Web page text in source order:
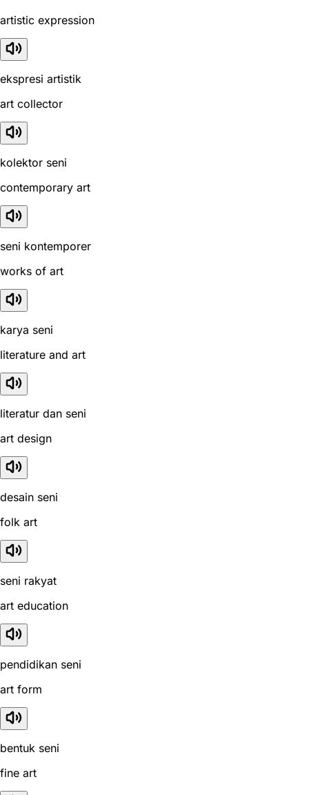
artistic expression
ekspresi artistik
art collector
kolektor seni
contemporary art
seni kontemporer
works of art
karya seni
literature and art
literatur dan seni
art design
desain seni
folk art
seni rakyat
art education
pendidikan seni
art form
bentuk seni
fine art